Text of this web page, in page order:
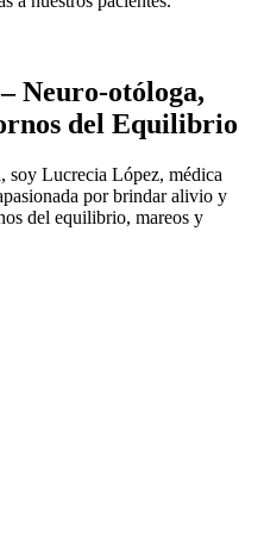
Neuro-otóloga,
del Equilibrio
soy Lucrecia López, médica
por brindar alivio y
del equilibrio, mareos y